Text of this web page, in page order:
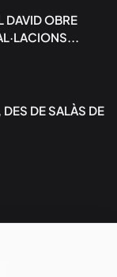
DAVID OBRE
DE SALÀS DE
al teu